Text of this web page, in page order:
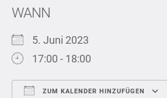
WANN
5. Juni 2023
17:00 - 18:00
ZUM KALENDER HINZUFÜGEN